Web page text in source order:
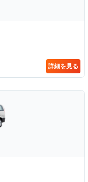
詳細を見る